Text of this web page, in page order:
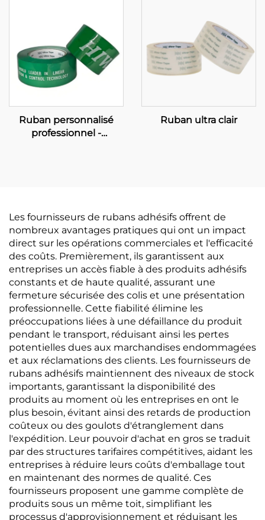
Ruban personnalisé
professionnel -
Ruban ultra clair
Les fournisseurs de rubans adhésifs offrent de
nombreux avantages pratiques qui ont un impact
direct sur les opérations commerciales et l'efficacité
des coûts. Premièrement, ils garantissent aux
entreprises un accès fiable à des produits adhésifs
constants et de haute qualité, assurant une
fermeture sécurisée des colis et une présentation
professionnelle. Cette fiabilité élimine les
préoccupations liées à une défaillance du produit
pendant le transport, réduisant ainsi les pertes
potentielles dues aux marchandises endommagées
et aux réclamations des clients. Les fournisseurs de
rubans adhésifs maintiennent des niveaux de stock
importants, garantissant la disponibilité des
produits au moment où les entreprises en ont le
plus besoin, évitant ainsi des retards de production
coûteux ou des goulots d'étranglement dans
l'expédition. Leur pouvoir d'achat en gros se traduit
par des structures tarifaires compétitives, aidant les
entreprises à réduire leurs coûts d'emballage tout
en maintenant des normes de qualité. Ces
fournisseurs proposent une gamme complète de
produits sous un même toit, simplifiant les
processus d'approvisionnement et réduisant les